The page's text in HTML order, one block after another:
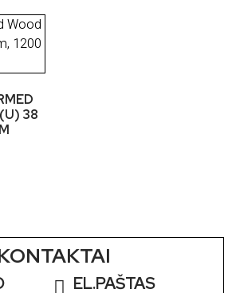
38
EL.PAŠTAS